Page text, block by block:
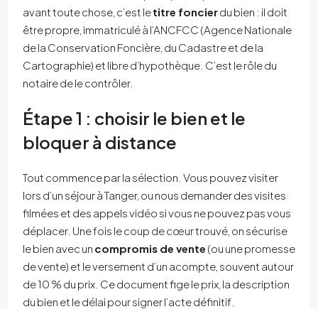
avant toute chose, c’est letitre foncierdu bien : il doit
être propre, immatriculé à l’ANCFCC (Agence Nationale
de la Conservation Foncière, du Cadastre et de la
Cartographie) et libre d’hypothèque. C’est le rôle du
notaire de le contrôler.
Étape 1 : choisir le bien et le
bloquer à distance
Tout commence par la sélection. Vous pouvez visiter
lors d’un séjour à Tanger, ou nous demander des visites
filmées et des appels vidéo si vous ne pouvez pas vous
déplacer. Une fois le coup de cœur trouvé, on sécurise
le bien avec un compromis de vente (ou une promesse
de vente) et le versement d’un acompte, souvent autour
de 10 % du prix. Ce document fige le prix, la description
du bien et le délai pour signer l’acte définitif.